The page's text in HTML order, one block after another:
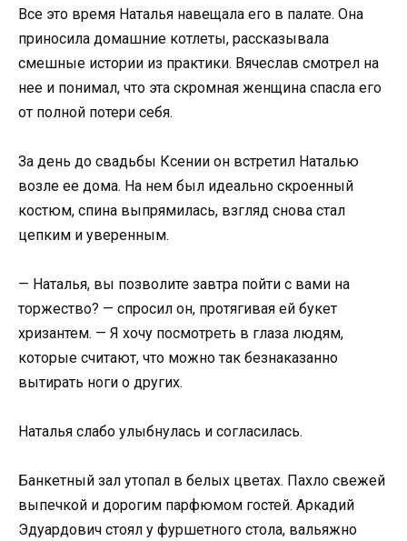
Все это время Наталья навещала его в палате. Она
приносила домашние котлеты, рассказывала
смешные истории из практики. Вячеслав смотрел на
нее и понимал, что эта скромная женщина спасла его
от полной потери себя.
За день до свадьбы Ксении он встретил Наталью
возле ее дома. На нем был идеально скроенный
костюм, спина выпрямилась, взгляд снова стал
цепким и уверенным.
— Наталья, вы позволите завтра пойти с вами на
торжество? — спросил он, протягивая ей букет
хризантем. — Я хочу посмотреть в глаза людям,
которые считают, что можно так безнаказанно
вытирать ноги о других.
Наталья слабо улыбнулась и согласилась.
Банкетный зал утопал в белых цветах. Пахло свежей
выпечкой и дорогим парфюмом гостей. Аркадий
Эдуардович стоял у фуршетного стола, вальяжно